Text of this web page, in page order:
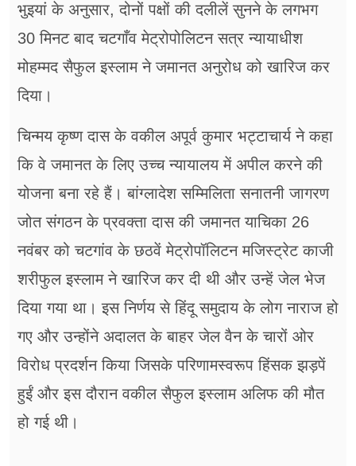
भुइयां के अनुसार, दोनों पक्षों की दलीलें सुनने के लगभग
30 मिनट बाद चटगाँव मेट्रोपोलिटन सत्र न्यायाधीश
मोहम्मद सैफुल इस्लाम ने जमानत अनुरोध को खारिज कर
दिया।
चिन्मय कृष्ण दास के वकील अपूर्व कुमार भट्टाचार्य ने कहा
कि वे जमानत के लिए उच्च न्यायालय में अपील करने की
योजना बना रहे हैं। बांग्लादेश सम्मिलिता सनातनी जागरण
जोत संगठन के प्रवक्ता दास की जमानत याचिका 26
नवंबर को चटगांव के छठवें मेट्रोपॉलिटन मजिस्ट्रेट काजी
शरीफुल इस्लाम ने खारिज कर दी थी और उन्हें जेल भेज
दिया गया था। इस निर्णय से हिंदू समुदाय के लोग नाराज हो
गए और उन्होंने अदालत के बाहर जेल वैन के चारों ओर
विरोध प्रदर्शन किया जिसके परिणामस्वरूप हिंसक झड़पें
हुईं और इस दौरान वकील सैफुल इस्लाम अलिफ की मौत
हो गई थी।